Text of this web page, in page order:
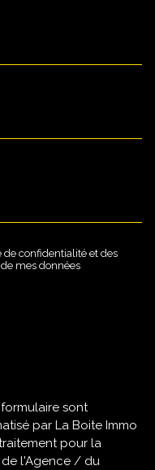
de confidentialité et des
mes données
sont
par La Boite Immo
pour la
l'Agence / du